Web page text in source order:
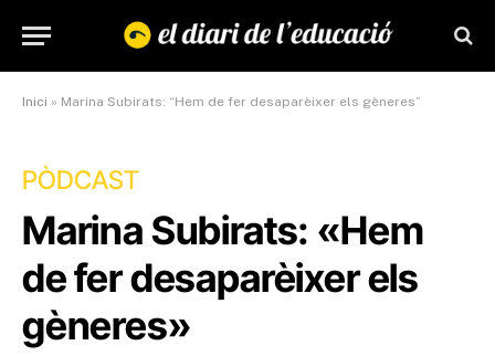
Inici » Marina Subirats: “Hem de fer desaparèixer els gèneres”
PÒDCAST
Marina Subirats: «Hem
de fer desaparèixer els
gèneres»